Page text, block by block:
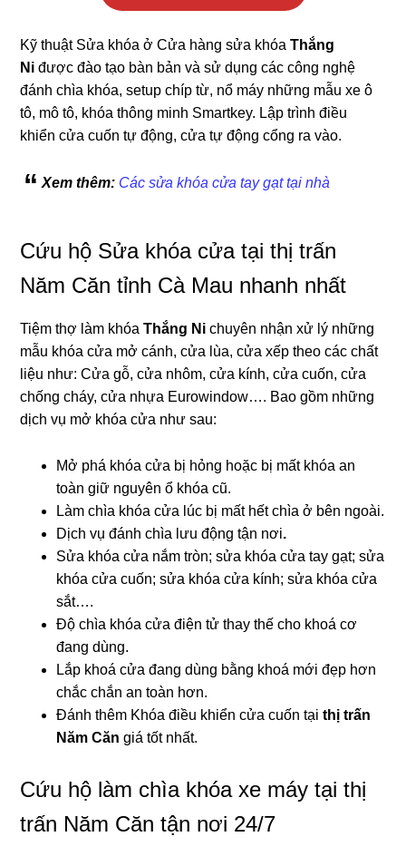
Kỹ thuật Sửa khóa ở Cửa hàng sửa khóaThắng
Ni được đào tạo bàn bản và sử dụng các công nghệ
đánh chìa khóa, setup chíp từ, nổ máy những mẫu xe ô
tô, mô tô, khóa thông minh Smartkey. Lập trình điều
khiển cửa cuốn tự động, cửa tự động cổng ra vào.
Xem thêm: Các sửa khóa cửa tay gạt tại nhà
Cứu hộ Sửa khóa cửa tại thị trấn
Năm Căn tỉnh Cà Mau nhanh nhất
Tiệm thợ làm khóaThắng Ni chuyên nhận xử lý những
mẫu khóa cửa mở cánh, cửa lùa, cửa xếp theo các chất
liệu như: Cửa gỗ, cửa nhôm, cửa kính, cửa cuốn, cửa
chống cháy, cửa nhựa Eurowindow…. Bao gồm những
dịch vụ mở khóa cửa như sau:
Mở phá khóa cửa bị hỏng hoặc bị mất khóa an
toàn giữ nguyên ổ khóa cũ.
Làm chìa khóa cửa lúc bị mất hết chìa ở bên ngoài.
Dịch vụ đánh chìa lưu động tận nơi.
Sửa khóa cửa nắm tròn; sửa khóa cửa tay gạt; sửa
khóa cửa cuốn; sửa khóa cửa kính; sửa khóa cửa
sắt….
Độ chìa khóa cửa điện tử thay thế cho khoá cơ
đang dùng.
Lắp khoá cửa đang dùng bằng khoá mới đẹp hơn
chắc chắn an toàn hơn.
Đánh thêm Khóa điều khiển cửa cuốn tạithị trấn
Năm Căngiá tốt nhất.
Cứu hộ làm chìa khóa xe máy tại thị
trấn Năm Căn tận nơi 24/7